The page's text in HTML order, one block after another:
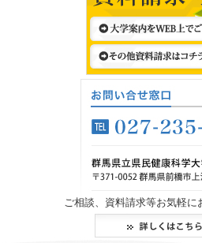
ご相談、資料請求等お気軽に